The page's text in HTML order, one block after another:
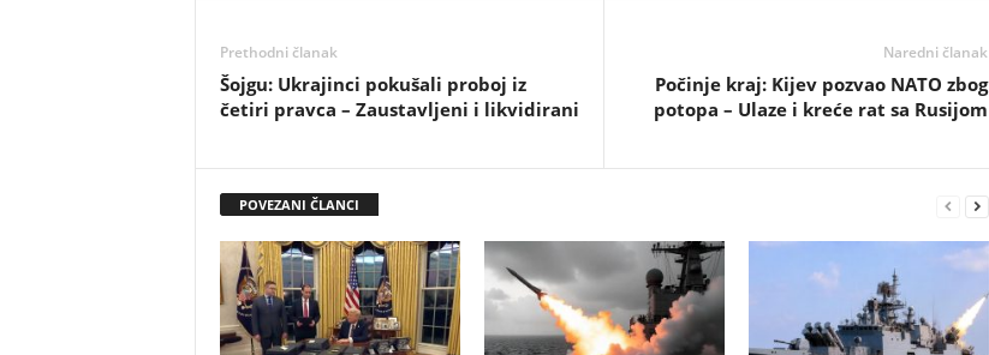
Prethodni članak
Šojgu: Ukrajinci pokušali proboj iz
četiri pravca – Zaustavljeni i likvidirani
Naredni članak
Počinje kraj: Kijev pozvao NATO zbog
potopa – Ulaze i kreće rat sa Rusijom
POVEZANI ČLANCI